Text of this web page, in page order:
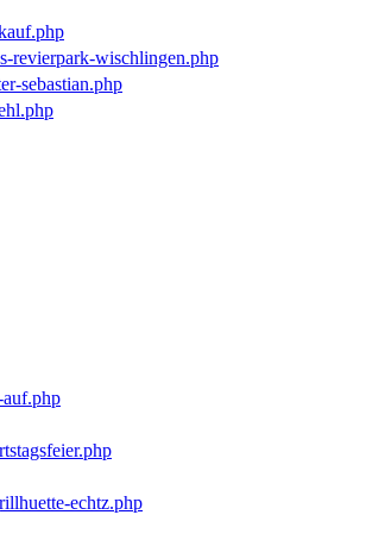
revierpark-wischlingen.php
sebastian.php
echtz.php